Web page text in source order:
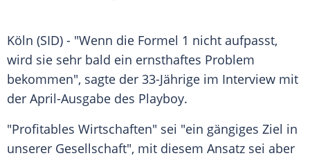
Köln (SID) - "Wenn die Formel 1 nicht aufpasst,
wird sie sehr bald ein ernsthaftes Problem
bekommen", sagte der 33-Jährige im Interview mit
der April-Ausgabe des Playboy.
"Profitables Wirtschaften" sei "ein gängiges Ziel in
unserer Gesellschaft", mit diesem Ansatz sei aber